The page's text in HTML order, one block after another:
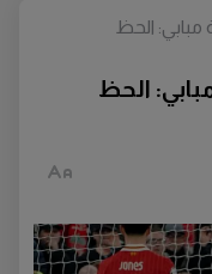
الحظ
الحظ